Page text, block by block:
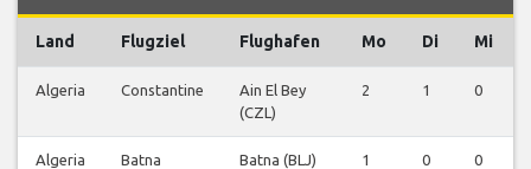
Land Flugziel Flughafen Mo Di Mi
Algeria Constantine
Ain El Bey
(CZL)
2 1 0
Algeria Batna Batna (BLJ) 1 0 0